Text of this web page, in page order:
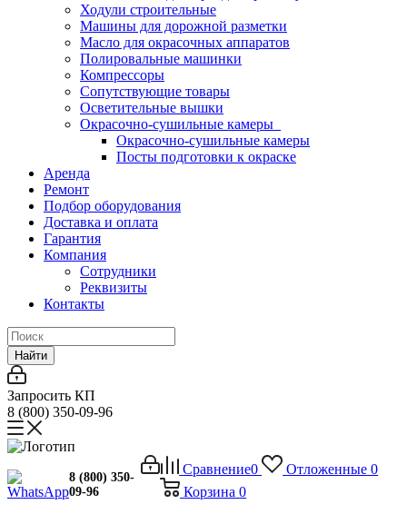
Ходули строительные
Машины для дорожной разметки
Масло для окрасочных аппаратов
Полировальные машинки
Компрессоры
Сопутствующие товары
Осветительные вышки
Окрасочно-сушильные камеры
Окрасочно-сушильные камеры
Посты подготовки к окраске
Аренда
Ремонт
Подбор оборудования
Доставка и оплата
Гарантия
Компания
Сотрудники
Реквизиты
Контакты
Найти
Запросить КП
8 (800) 350-09-96
Сравнение0 Отложенные 0
Корзина 0
8 (800) 350-
09-96